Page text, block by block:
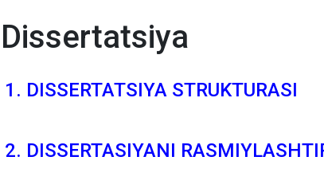
Dissertatsiya
1. DISSERTATSIYA STRUKTURASI
2. DISSERTASIYANI